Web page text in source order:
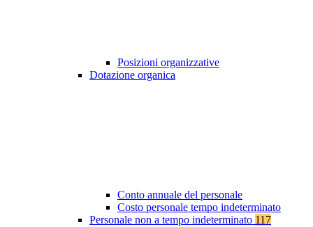
Posizioni organizzative
Dotazione organica
Conto annuale del personale
Costo personale tempo indeterminato
Personale non a tempo indeterminato 117